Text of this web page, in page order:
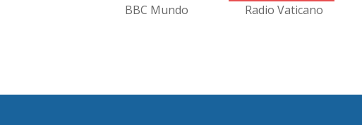
BBC Mundo Radio Vaticano